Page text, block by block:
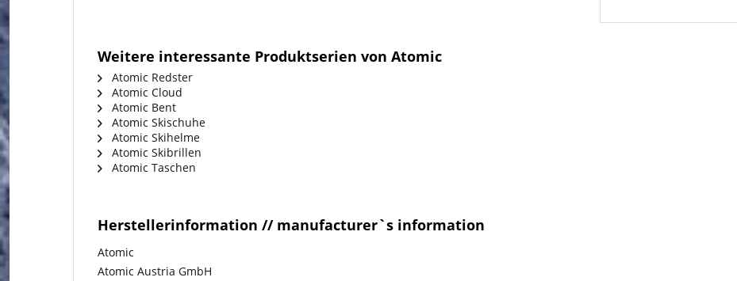
Weitere interessante Produktserien von Atomic
Atomic Redster
Atomic Cloud
Atomic Bent
Atomic Skischuhe
Atomic Skihelme
Atomic Skibrillen
Atomic Taschen
Herstellerinformation // manufacturer`s information
Atomic
Atomic Austria GmbH